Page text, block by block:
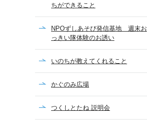
ちができること
NPOずしあそび発信基地 週末お
っきい隊体験のお誘い
いのちが教えてくれること
かぐのみ広場
つくしとたね 説明会